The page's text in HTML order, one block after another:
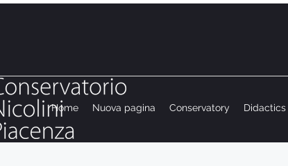
Home Nuova pagina Conservatory Didactics